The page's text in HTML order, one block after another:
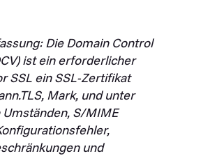
Die Domain Control
ist ein erforderlicher
SSL ein SSL-Zertifikat
Mark, und unter
S/MIME
und